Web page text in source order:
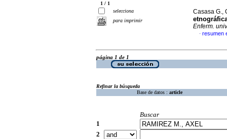
1 / 1
selecciona
para imprimir
Casasa G.,
Enferm. univ
· resumen
página 1 de 1
Refinar la búsqueda
Base de datos : article
Buscar
1
2